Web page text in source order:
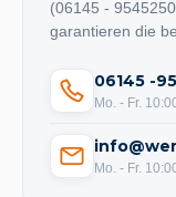
(06145 -
garantieren die
06145 -
Mo. - Fr.
Mo. - Fr.